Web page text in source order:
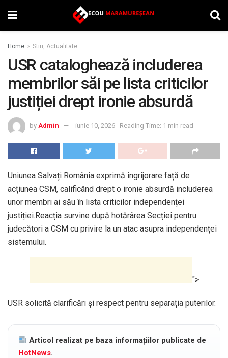
Home Stiri, Actualitate
USR cataloghează includerea
membrilor săi pe lista criticilor
justiției drept ironie absurdă
by Admin iunie 10, 2026 Reading Time: 1 min read
Uniunea Salvați România exprimă îngrijorare față de
acțiunea CSM, calificând drept o ironie absurdă includerea
unor membri ai său în lista criticilor independenței
justiției.Reacția survine după hotărârea Secției pentru
judecători a CSM cu privire la un atac asupra independenței
sistemului.
">
USR solicită clarificări și respect pentru separația puterilor.
Articol realizat pe baza informațiilor publicate de
HotNews.